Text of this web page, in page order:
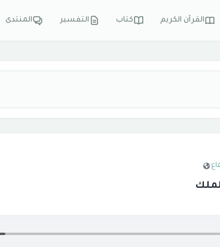
القرآن الكريم كتاب التفسير المنتدى
·